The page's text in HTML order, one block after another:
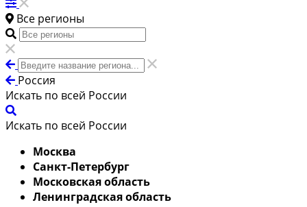
Все регионы
Россия
Искать по всей России
Искать по всей России
Москва
Санкт-Петербург
Московская область
Ленинградская область